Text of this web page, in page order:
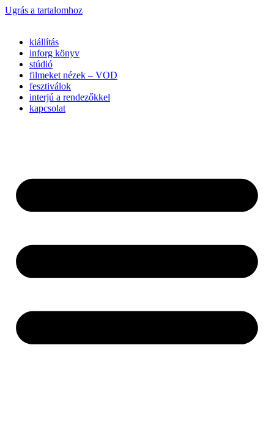
Ugrás a tartalomhoz
kiállítás
inforg könyv
stúdió
filmeket nézek – VOD
fesztiválok
interjú a rendezőkkel
kapcsolat